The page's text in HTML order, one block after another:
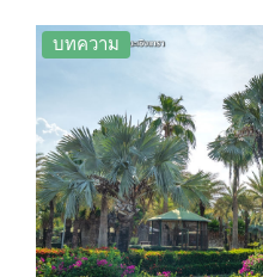
ใหญ่อยู่ภายในอุทยานธรร
มาสักการะและเที่ยวชม
สามองค์ โดยใต้เทวรูปแ
ย่อมที่สามารถเข้าไปสักก
ประดิษฐานอยู่ภายในได้
อุทยานธรรมยังตกแต่งด้
ศิลปะจีนที่มีความสวยงา
บทความ